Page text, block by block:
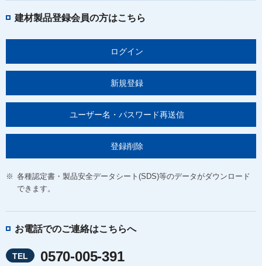
建材製品登録会員の方はこちら
ログイン
新規登録
ユーザー名・パスワード再送信
登録削除
※ 各種認定書・製品安全データシート(SDS)等のデータがダウンロード
できます。
お電話でのご連絡はこちらへ
TEL 0570-005-391